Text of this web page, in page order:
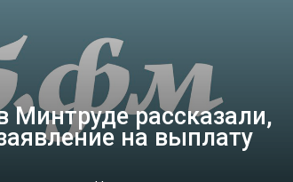
рассказали,
на выплату